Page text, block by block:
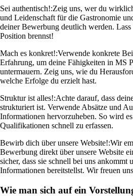
Sei authentisch!:Zeig uns, wer du
und Leidenschaft für die Gastronomie
deiner Bewerbung deutlich werden. Lass
Position brennst!
Mach es konkret!:Verwende konkrete
Erfahrung, um deine Fähigkeiten in MS
untermauern. Zeig uns, wie du
welche Erfolge du erzielt hast.
Struktur ist alles!:Achte darauf, dass
strukturiert ist. Verwende Absätze und
Informationen hervorzuheben. So wird
Qualifikationen schnell zu erfassen.
Bewirb dich über unsere Website!:Wir
Bewerbung direkt über unsere Website
sicher, dass sie schnell bei uns ankommt
Informationen bereitstellst. Wir freuen
Wie man sich auf ein